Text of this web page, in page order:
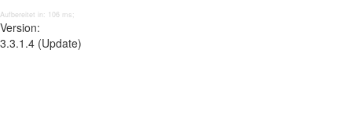
Aufbereitet in: 106 ms;
Version:
3.3.1.4 (Update)